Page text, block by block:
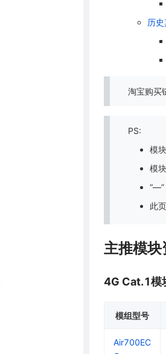
历
淘宝购买
PS:
模
模
“—”
此
主推模块
4G Cat.1模
模组型号
Air700EC